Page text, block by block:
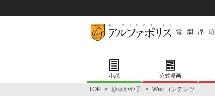
小説 公式漫画
TOP > 沙華やや子 > Webコンテンツ